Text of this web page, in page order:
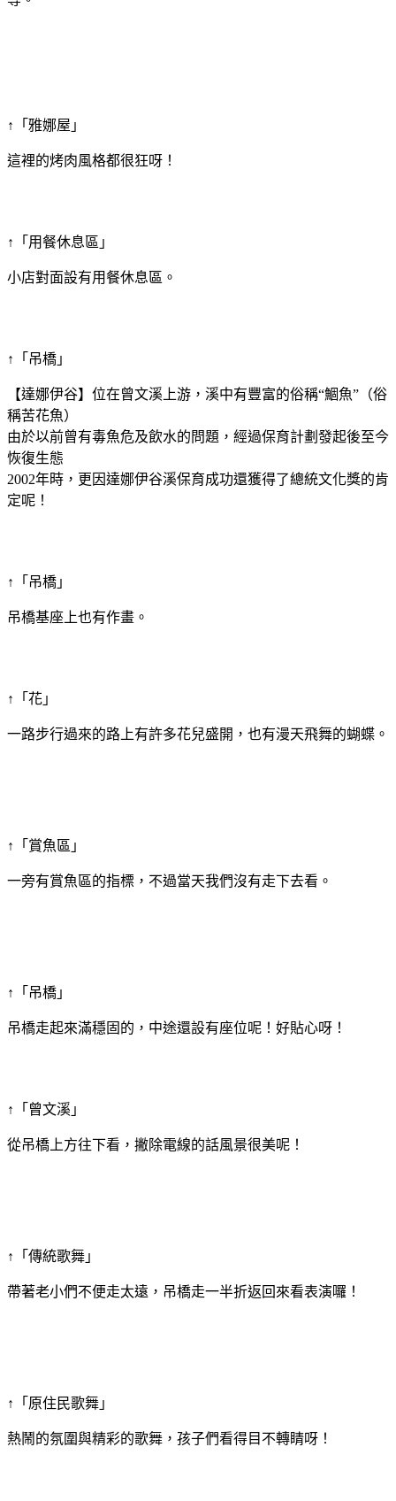
↑「雅娜屋」
這裡的烤肉風格都很狂呀！
↑「用餐休息區」
小店對面設有用餐休息區。
↑「吊橋」
【達娜伊谷】位在曾文溪上游，溪中有豐富的俗稱“鯝魚”（俗
稱苦花魚）
由於以前曾有毒魚危及飲水的問題，經過保育計劃發起後至今
恢復生態
2002年時，更因達娜伊谷溪保育成功還獲得了總統文化獎的肯
定呢！
↑「吊橋」
吊橋基座上也有作畫。
↑「花」
一路步行過來的路上有許多花兒盛開，也有漫天飛舞的蝴蝶。
↑「賞魚區」
一旁有賞魚區的指標，不過當天我們沒有走下去看。
↑「吊橋」
吊橋走起來滿穩固的，中途還設有座位呢！好貼心呀！
↑「曾文溪」
從吊橋上方往下看，撇除電線的話風景很美呢！
↑「傳統歌舞」
帶著老小們不便走太遠，吊橋走一半折返回來看表演囉！
↑「原住民歌舞」
熱鬧的氛圍與精彩的歌舞，孩子們看得目不轉睛呀！